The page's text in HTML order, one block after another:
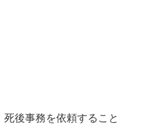
後事務を依頼すること